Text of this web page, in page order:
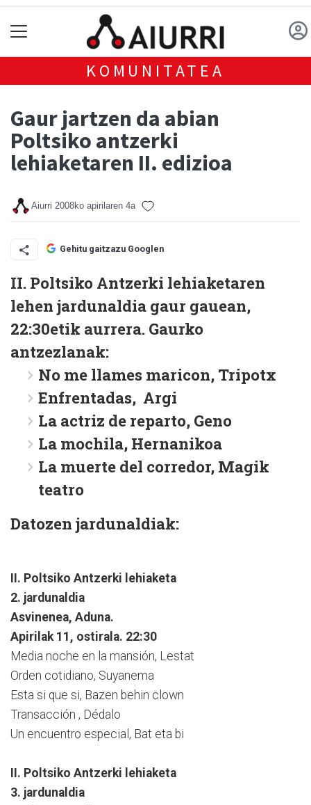
KOMUNITATEA
Gaur jartzen da abian
Poltsiko antzerki
lehiaketaren II. edizioa
Aiurri 2008ko apirilaren 4a
Gehitu gaitzazu Googlen
II. Poltsiko Antzerki lehiaketaren
lehen jardunaldia gaur gauean,
22:30etik aurrera. Gaurko
antzezlanak:
No me llames maricon, Tripotx
Enfrentadas, Argi
La actriz de reparto, Geno
La mochila, Hernanikoa
La muerte del corredor, Magik
teatro
Datozen jardunaldiak:
II. Poltsiko Antzerki lehiaketa
2. jardunaldia
Asvinenea, Aduna.
Apirilak 11, ostirala. 22:30
Media noche en la mansión, Lestat
Orden cotidiano, Suyanema
Esta si que si, Bazen behin clown
Transacción , Dédalo
Un encuentro especial, Bat eta bi
II. Poltsiko Antzerki lehiaketa
3. jardunaldia